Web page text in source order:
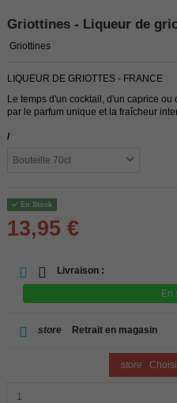
Griottines - Liqueur de
Griottines
LIQUEUR DE GRIOTTES - FRANCE
Le temps d'un cocktail, d'un caprice
par le parfum unique et la fraîcheur
/
En Stock
13,95 €
Livraison :
En
store Retrait en magasin
store